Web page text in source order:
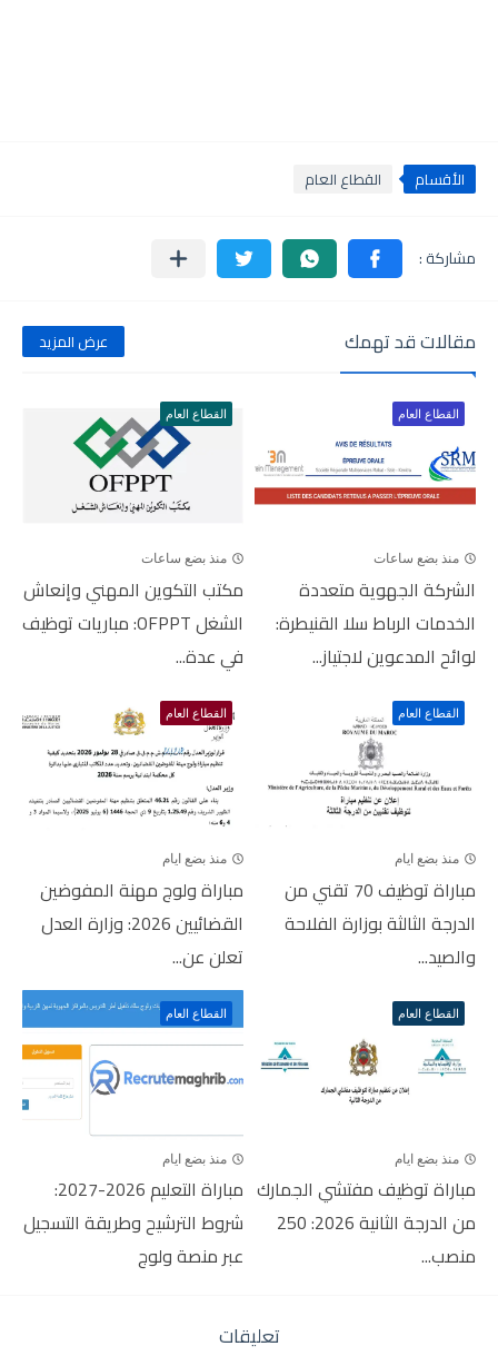
الأقسام القطاع العام
مقالات قد تهمك عرض المزيد
القطاع العام
منذ بضع ساعات
الشركة الجهوية متعددة
الخدمات الرباط سلا القنيطرة:
لوائح المدعوين لاجتياز...
القطاع العام
منذ بضع ساعات
مكتب التكوين المهني وإنعاش
الشغل OFPPT: مباريات توظيف
في عدة...
القطاع العام
منذ بضع ايام
مباراة توظيف 70 تقني من
الدرجة الثالثة بوزارة الفلاحة
والصيد...
القطاع العام
منذ بضع ايام
مباراة ولوج مهنة المفوضين
القضائيين 2026: وزارة العدل
تعلن عن...
القطاع العام
منذ بضع ايام
مباراة توظيف مفتشي الجمارك
من الدرجة الثانية 2026: 250
منصب...
القطاع العام
منذ بضع ايام
مباراة التعليم 2026-2027:
شروط الترشيح وطريقة التسجيل
عبر منصة ولوج
تعليقات